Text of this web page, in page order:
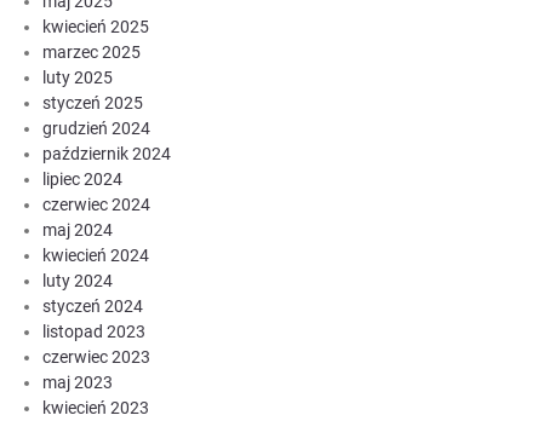
kwiecień 2025
marzec 2025
luty 2025
styczeń 2025
grudzień 2024
październik 2024
lipiec 2024
czerwiec 2024
maj 2024
kwiecień 2024
luty 2024
styczeń 2024
listopad 2023
czerwiec 2023
maj 2023
kwiecień 2023